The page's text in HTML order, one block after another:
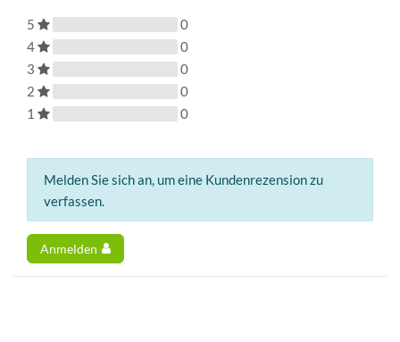
5
0
4
0
3
0
2
0
1
0
Melden Sie sich an, um eine Kundenrezension zu
verfassen.
Anmelden